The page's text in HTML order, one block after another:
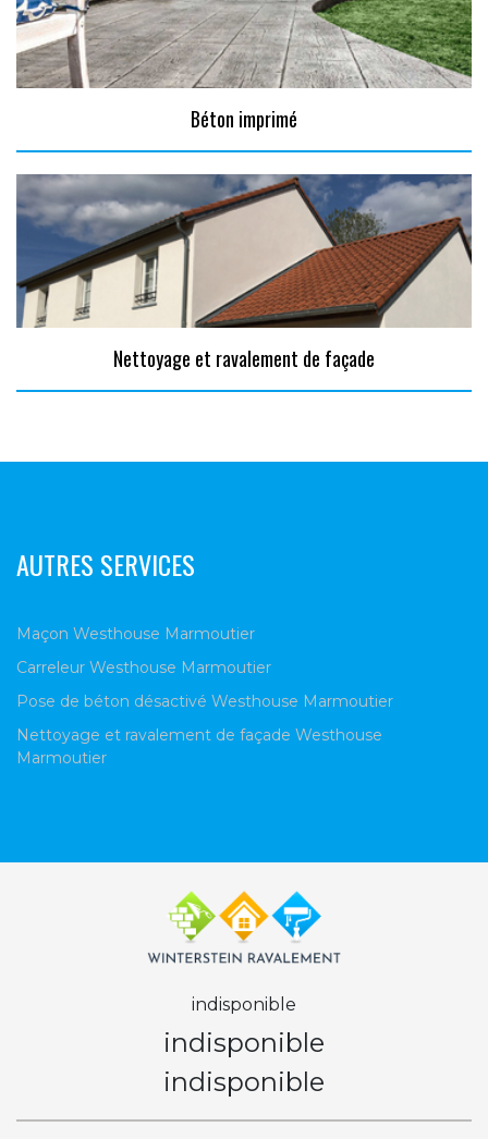
Béton imprimé
Nettoyage et ravalement de façade
AUTRES SERVICES
Maçon Westhouse Marmoutier
Carreleur Westhouse Marmoutier
Pose de béton désactivé Westhouse Marmoutier
Nettoyage et ravalement de façade Westhouse
Marmoutier
indisponible
indisponible
indisponible